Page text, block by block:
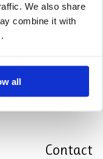
We also share
combine it with
all
Contact